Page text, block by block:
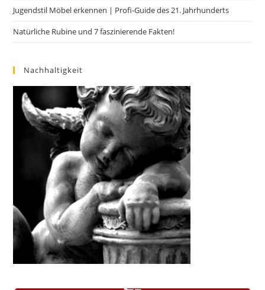
Jugendstil Möbel erkennen | Profi-Guide des 21. Jahrhunderts
Natürliche Rubine und 7 faszinierende Fakten!
Nachhaltigkeit